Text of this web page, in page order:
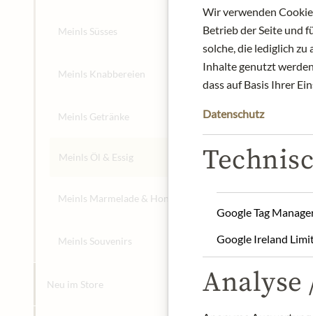
Meinls Süsses
Meinls Knabbereien
Meinls Getränke
Meinls Öl & Essig
Meinls Marmelade & Honig
Meinls Souvenirs
Neu im Store
Wir verwenden
Betrieb der Seite und
solche, die lediglich
Inhalte genutzt
dass auf Basis Ihrer
Datenschutz
Google Tag
Google Ireland
Analyse